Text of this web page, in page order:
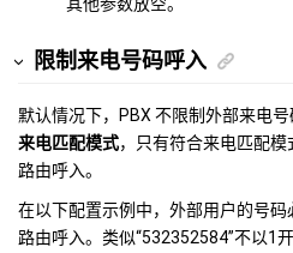
限制来电号码呼入
默认情况下，PBX 不限制外部来电
来电匹配模式，只有符合来电匹配
路由呼入。
在以下配置示例中，外部用户的号
路由呼入。类似“532352584”不以1